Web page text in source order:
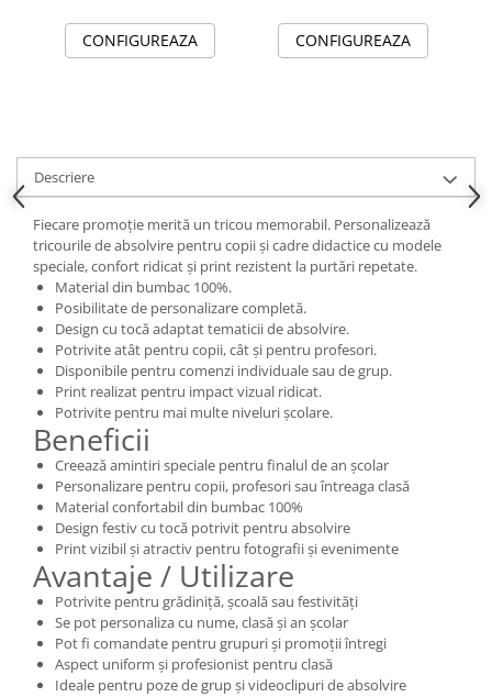
CONFIGUREAZA CONFIGUREAZA
Descriere
Fiecare promoție merită un tricou memorabil. Personalizează
tricourile de absolvire pentru copii și cadre didactice cu modele
speciale, confort ridicat și print rezistent la purtări repetate.
Material din bumbac 100%.
Posibilitate de personalizare completă.
Design cu tocă adaptat tematicii de absolvire.
Potrivite atât pentru copii, cât și pentru profesori.
Disponibile pentru comenzi individuale sau de grup.
Print realizat pentru impact vizual ridicat.
Potrivite pentru mai multe niveluri școlare.
Beneficii
Creează amintiri speciale pentru finalul de an școlar
Personalizare pentru copii, profesori sau întreaga clasă
Material confortabil din bumbac 100%
Design festiv cu tocă potrivit pentru absolvire
Print vizibil și atractiv pentru fotografii și evenimente
Avantaje / Utilizare
Potrivite pentru grădiniță, școală sau festivități
Se pot personaliza cu nume, clasă și an școlar
Pot fi comandate pentru grupuri și promoții întregi
Aspect uniform și profesionist pentru clasă
Ideale pentru poze de grup și videoclipuri de absolvire